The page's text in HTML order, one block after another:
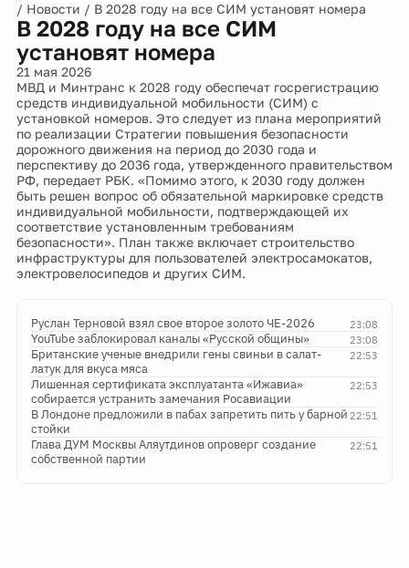
/ Новости / В 2028 году на все СИМ установят номера
В 2028 году на все СИМ
установят номера
21 мая 2026
МВД и Минтранс к 2028 году обеспечат госрегистрацию
средств индивидуальной мобильности (СИМ) с
установкой номеров. Это следует из плана мероприятий
по реализации Стратегии повышения безопасности
дорожного движения на период до 2030 года и
перспективу до 2036 года, утвержденного правительством
РФ, передает РБК. «Помимо этого, к 2030 году должен
быть решен вопрос об обязательной маркировке средств
индивидуальной мобильности, подтверждающей их
соответствие установленным требованиям
безопасности». План также включает строительство
инфраструктуры для пользователей электросамокатов,
электровелосипедов и других СИМ.
23:08
Руслан Терновой взял свое второе золото ЧЕ-2026
23:08
YouTube заблокировал каналы «Русской общины»
22:53
Британские ученые внедрили гены свиньи в салат-
латук для вкуса мяса
22:53
Лишенная сертификата эксплуатанта «Ижавиа»
собирается устранить замечания Росавиации
22:51
В Лондоне предложили в пабах запретить пить у барной
стойки
22:51
Глава ДУМ Москвы Аляутдинов опроверг создание
собственной партии